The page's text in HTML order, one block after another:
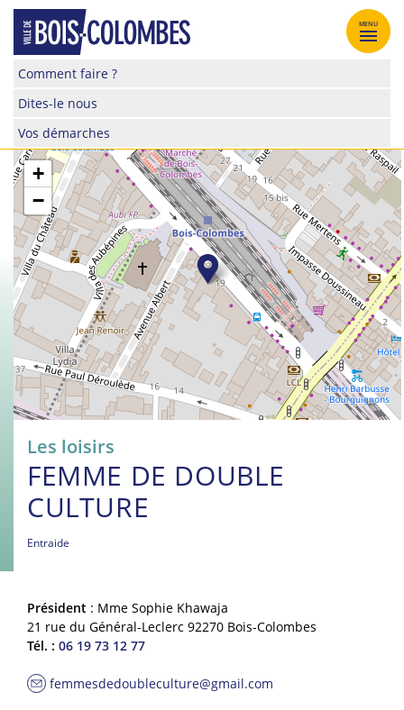
Skip
content
Site
de
la
de
Bois-
Colombes
Comment faire ?
Dites-le nous
Vos démarches
MENU
+
−
Les loisirs
FEMME DE DOUBLE
CULTURE
Entraide
Président : Mme Sophie Khawaja
21 rue du Général-Leclerc 92270 Bois-Colombes
Tél. : 06 19 73 12 77
femmesdedoubleculture@gmail.com